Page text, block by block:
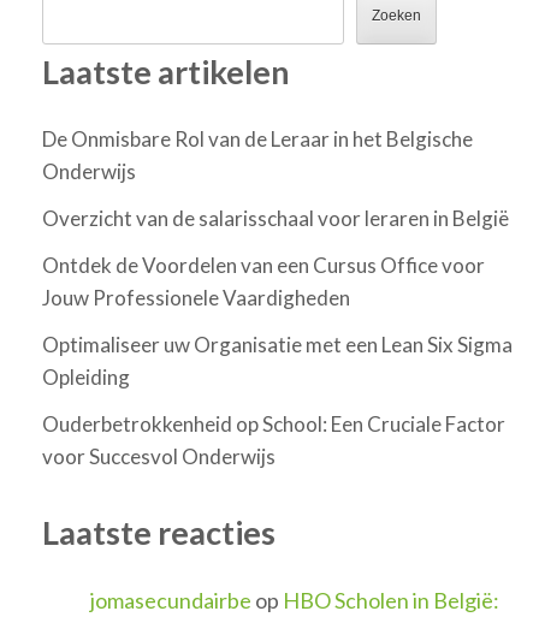
Zoeken
Laatste artikelen
De Onmisbare Rol van de Leraar in het Belgische
Onderwijs
Overzicht van de salarisschaal voor leraren in België
Ontdek de Voordelen van een Cursus Office voor
Jouw Professionele Vaardigheden
Optimaliseer uw Organisatie met een Lean Six Sigma
Opleiding
Ouderbetrokkenheid op School: Een Cruciale Factor
voor Succesvol Onderwijs
Laatste reacties
jomasecundairbe op HBO Scholen in België: